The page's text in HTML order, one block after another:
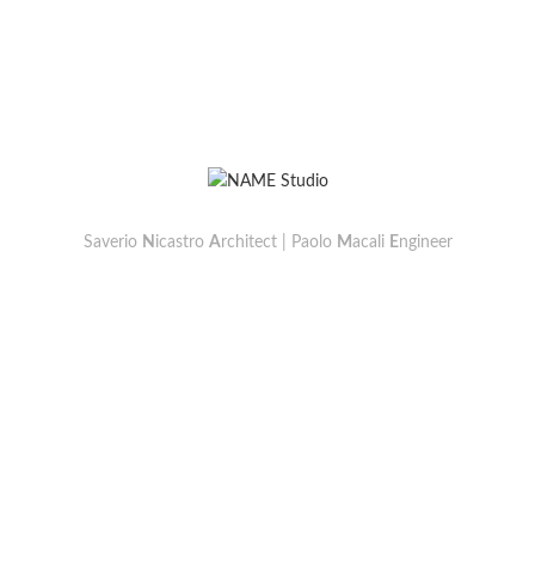
Saverio N icastro Architect | Paolo Macali Engineer